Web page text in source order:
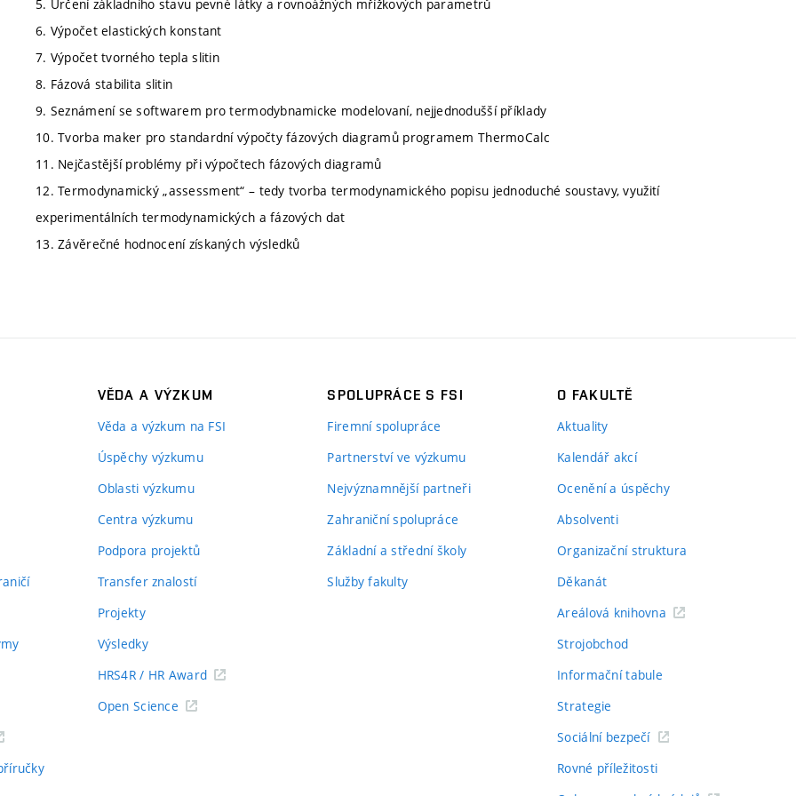
5. Určení základního stavu pevné látky a rovnoážných mřížkových parametrů
6. Výpočet elastických konstant
7. Výpočet tvorného tepla slitin
8. Fázová stabilita slitin
9. Seznámení se softwarem pro termodybnamicke modelovaní, nejjednodušší příklady
10. Tvorba maker pro standardní výpočty fázových diagramů programem ThermoCalc
11. Nejčastější problémy při výpočtech fázových diagramů
12. Termodynamický „assessment“ – tedy tvorba termodynamického popisu jednoduché soustavy, využití
experimentálních termodynamických a fázových dat
13. Závěrečné hodnocení získaných výsledků
VĚDA A VÝZKUM
Věda a výzkum na FSI
Úspěchy výzkumu
Oblasti výzkumu
Centra výzkumu
Podpora projektů
Transfer znalostí
Projekty
Výsledky
HRS4R / HR Award
Open Science
SPOLUPRÁCE S FSI
Firemní spolupráce
Partnerství ve výzkumu
Nejvýznamnější partneři
Zahraniční spolupráce
Základní a střední školy
Služby fakulty
O FAKULTĚ
Aktuality
Kalendář akcí
Ocenění a úspěchy
Absolventi
Organizační struktura
Děkanát
Areálová knihovna
Strojobchod
Informační tabule
Strategie
Sociální bezpečí
Rovné příležitosti